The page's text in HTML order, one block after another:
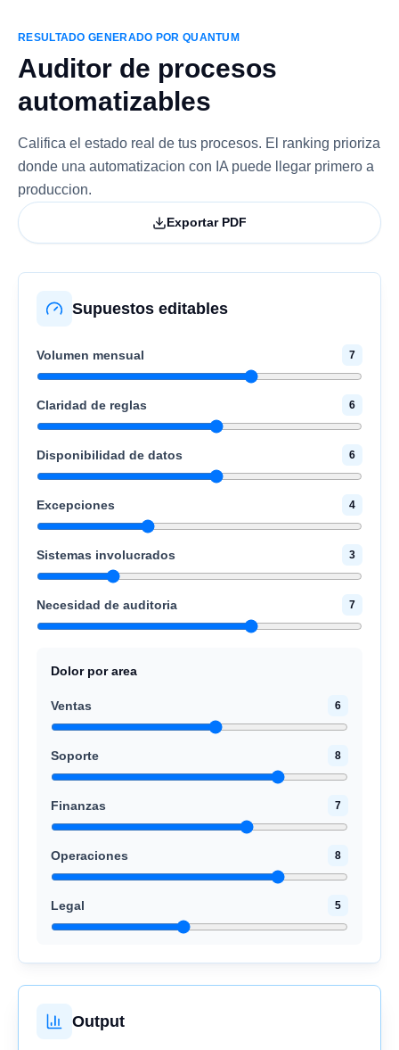
RESULTADO GENERADO POR QUANTUM
Auditor de procesos
automatizables
Califica el estado real de tus procesos. El ranking prioriza
donde una automatizacion con IA puede llegar primero a
produccion.
Exportar PDF
Supuestos editables
Volumen mensual 7
Claridad de reglas 6
Disponibilidad de datos 6
Excepciones 4
Sistemas involucrados 3
Necesidad de auditoria 7
Dolor por area
Ventas 6
Soporte 8
Finanzas 7
Operaciones 8
Legal 5
Output